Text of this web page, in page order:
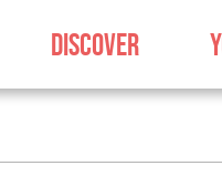
DISCOVER